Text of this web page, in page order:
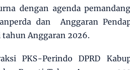
dengan agenda
dan Anggaran
Anggaran 2026.
PKS-Perindo DPRD